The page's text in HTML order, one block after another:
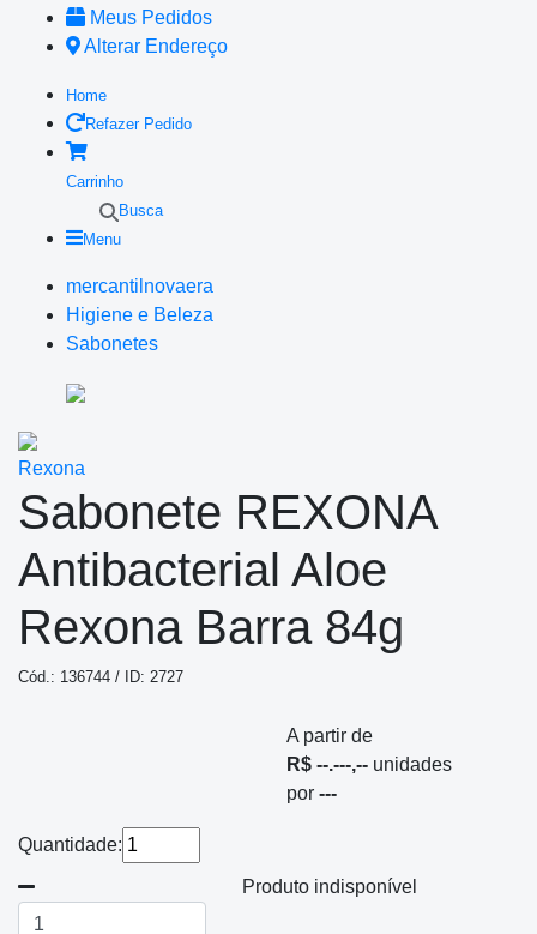
Meus Pedidos
Alterar Endereço
Home
Refazer Pedido
Carrinho
Busca
Menu
mercantilnovaera
Higiene e Beleza
Sabonetes
Rexona
Sabonete REXONA
Antibacterial Aloe
Rexona Barra 84g
Cód.: 136744 / ID: 2727
A partir de
R$ --.---,-- unidades
por ---
Quantidade:
Produto indisponível